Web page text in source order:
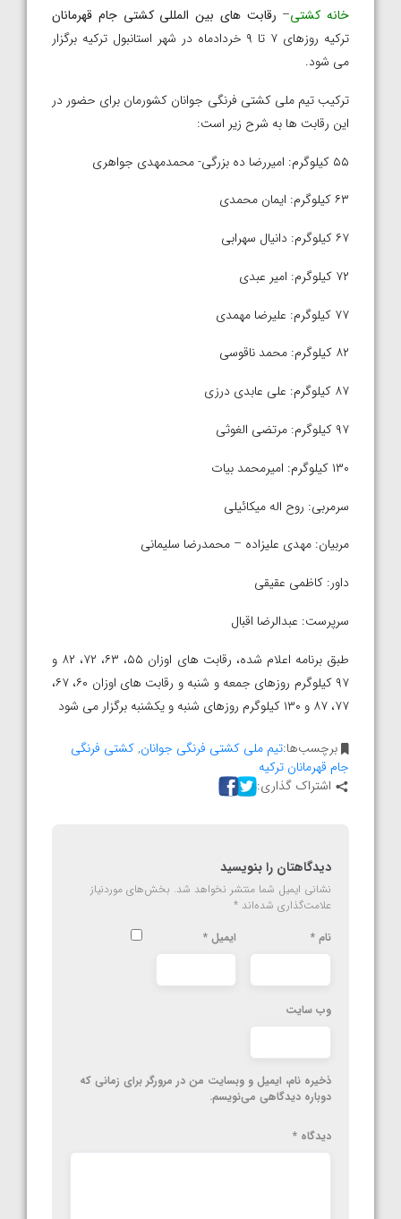
خانه کشتی– رقابت های بین المللی کشتی جام قهرمانان
ترکیه روزهای ۷ تا ۹ خردادماه در شهر استانبول ترکیه برگزار
می شود.
ترکیب تیم ملی کشتی فرنگی جوانان کشورمان برای حضور در
این رقابت ها به شرح زیر است:
۵۵ کیلوگرم: امیررضا ده بزرگی- محمدمهدی جواهری
۶۳ کیلوگرم: ایمان محمدی
۶۷ کیلوگرم: دانیال سهرابی
۷۲ کیلوگرم: امیر عبدی
۷۷ کیلوگرم: علیرضا مهمدی
۸۲ کیلوگرم: محمد ناقوسی
۸۷ کیلوگرم: علی عابدی درزی
۹۷ کیلوگرم: مرتضی الغوثی
۱۳۰ کیلوگرم: امیرمحمد بیات
سرمربی: روح اله میکائیلی
مربیان: مهدی علیزاده – محمدرضا سلیمانی
داور: کاظمی عقیقی
سرپرست: عبدالرضا اقبال
طبق برنامه اعلام شده، رقابت های اوزان ۵۵، ۶۳، ۷۲، ۸۲ و
۹۷ کیلوگرم روزهای جمعه و شنبه و رقابت های اوزان ۶۰، ۶۷،
۷۷، ۸۷ و ۱۳۰ کیلوگرم روزهای شنبه و یکشنبه برگزار می شود
برچسب‌ها:تیم ملی کشتی فرنگی جوانان,کشتی فرنگی
جام قهرمانان ترکیه
اشتراک گذاری:
دیدگاهتان را بنویسید
نشانی ایمیل شما منتشر نخواهد شد. بخش‌های موردنیاز
علامت‌گذاری شده‌اند *
نام * ایمیل *
وب‌ سایت
ذخیره نام، ایمیل و وبسایت من در مرورگر برای زمانی که
دوباره دیدگاهی می‌نویسم.
دیدگاه *